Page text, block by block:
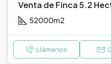
Venta de Finca 5.2
52000m2
Llámenos